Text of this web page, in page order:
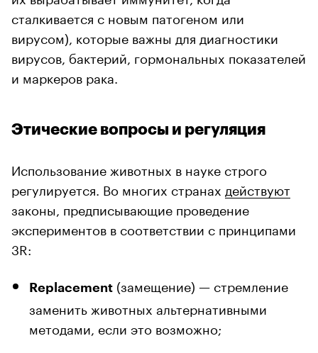
сталкивается с новым патогеном или
вирусом), которые важны для диагностики
вирусов, бактерий, гормональных показателей
и маркеров рака.
Этические вопросы и регуляция
Использование животных в науке строго
регулируется. Во многих странах действуют
законы, предписывающие проведение
экспериментов в соответствии с принципами
3R:
Replacement (замещение) — стремление
заменить животных альтернативными
методами, если это возможно;